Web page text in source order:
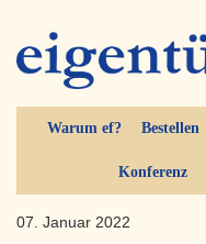
Warum ef? Bestellen
Konferenz
07. Januar 2022